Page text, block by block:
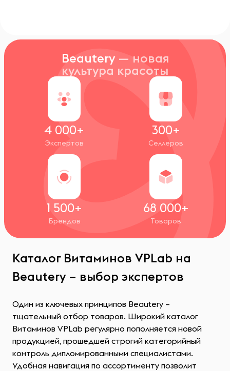
Beautery — новая
культура красоты
4 000+
Экспертов
300+
Селлеров
1 500+
Брендов
68 000+
Товаров
Каталог Витаминов VPLab на
Beautery – выбор экспертов
Один из ключевых принципов Beautery –
тщательный отбор товаров. Широкий каталог
Витаминов VPLab регулярно пополняется новой
продукцией, прошедшей строгий категорийный
контроль дипломированными специалистами.
Удобная навигация по ассортименту позволит